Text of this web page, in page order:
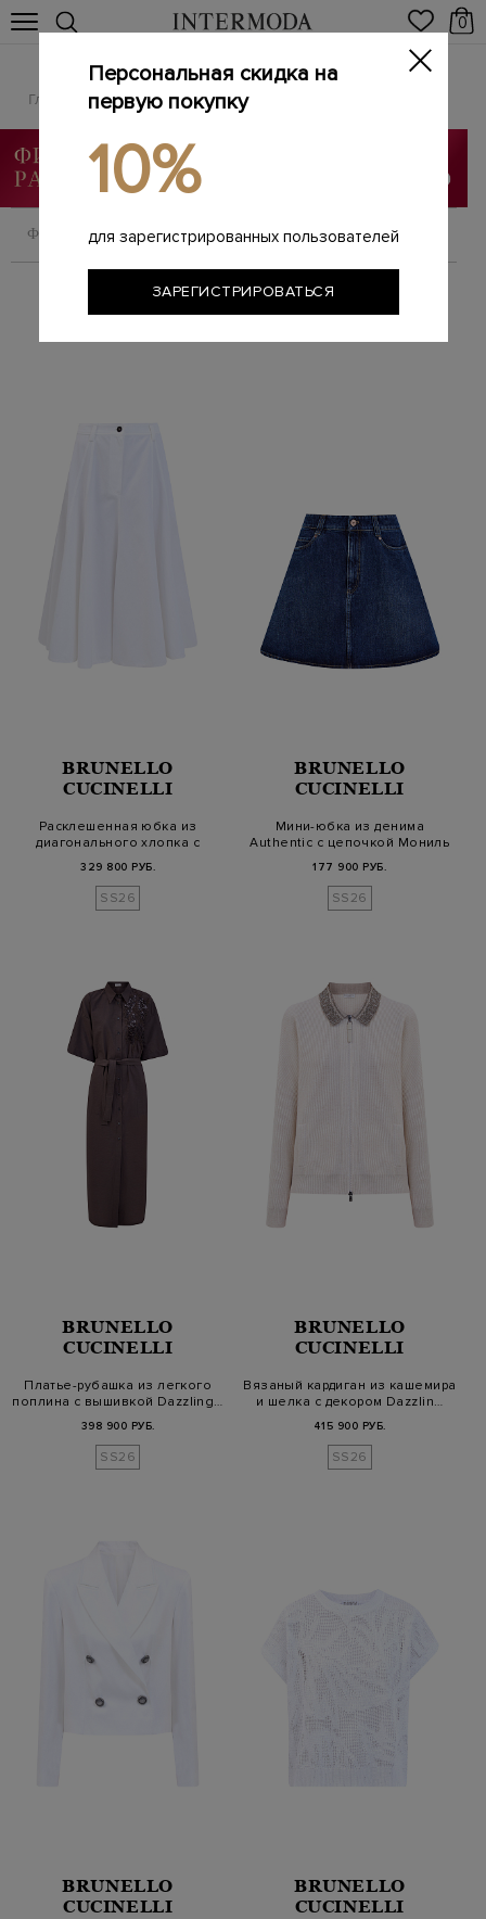
0
BRUNELLO CUCINELLI
Главная / Женщинам / Бренды
ФИЛЬТРОВАТЬ СОРТИРОВАТЬ
BRUNELLO
CUCINELLI
Расклешенная юбка из
диагонального хлопка с
329 800 РУБ.
SS26
BRUNELLO
CUCINELLI
Мини-юбка из денима
Authentic с цепочкой Мониль
177 900 РУБ.
SS26
BRUNELLO
CUCINELLI
Платье-рубашка из легкого
поплина с вышивкой Dazzling…
398 900 РУБ.
SS26
BRUNELLO
CUCINELLI
Вязаный кардиган из кашемира
и шелка с декором Dazzlin…
415 900 РУБ.
SS26
BRUNELLO
CUCINELLI
BRUNELLO
CUCINELLI
Персональная скидка на
первую покупку
10%
для зарегистрированных пользователей
ЗАРЕГИСТРИРОВАТЬСЯ